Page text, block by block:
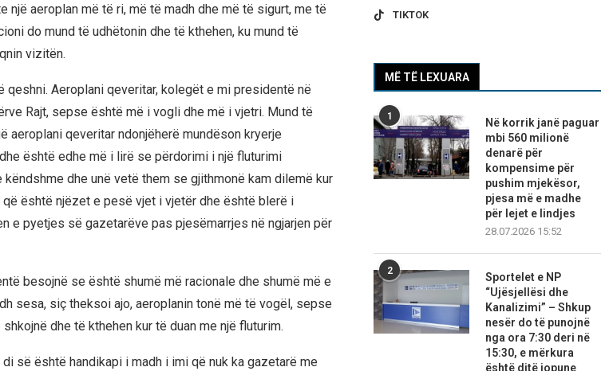
një aeroplan më të ri, më të madh dhe më të sigurt, me të
do mund të udhëtonin dhe të kthehen, ku mund të
vizitën.
qeshni. Aeroplani qeveritar, kolegët e mi presidentë në
Rajt, sepse është më i vogli dhe më i vjetri. Mund të
aeroplani qeveritar ndonjëherë mundëson kryerje
është edhe më i lirë se përdorimi i një fluturimi
këndshme dhe unë vetë them se gjithmonë kam dilemë kur
është njëzet e pesë vjet i vjetër dhe është blerë i
e pyetjes së gazetarëve pas pjesëmarrjes në ngjarjen për
besojnë se është shumë më racionale dhe shumë më e
sesa, siç theksoi ajo, aeroplanin tonë më të vogël, sepse
dhe të kthehen kur të duan me një fluturim.
së është handikapi i madh i imi që nuk ka gazetarë me
TIKTOK
MË TË LEXUARA
1
Në korrik janë paguar
mbi 560 milionë
denarë për
kompensime për
pushim mjekësor,
pjesa më e madhe
për lejet e lindjes
28.07.2026 15:52
2
Sportelet e NP
“Ujësjellësi dhe
Kanalizimi” – Shkup
nesër do të punojnë
nga ora 7:30 deri në
15:30, e mërkura
është ditë jopune